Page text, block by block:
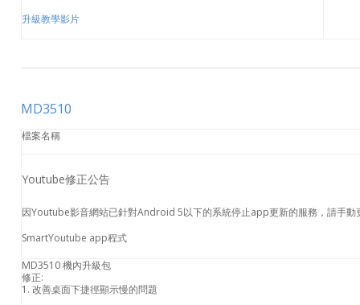
升級教學影片
MD3510
檔案名稱
Youtube修正公告
因Youtube影音網站已針對Android 5以下的系統停止app更新的服務，請手動
SmartYoutube app程式
MD3510 機內升級包
修正:
1. 改善桌面下捷徑顯示慢的問題